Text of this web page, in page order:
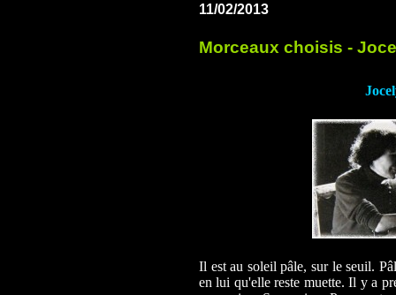
11/02/2013
Morceaux choisis -
Il est au soleil pâle, sur le seuil.
en lui qu'elle reste muette. Il y a